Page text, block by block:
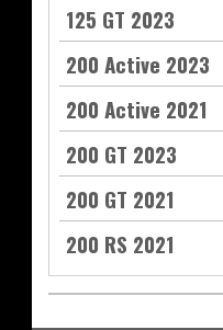
125 GT 2023
200 Active 2023
200 Active 2021
200 GT 2023
200 GT 2021
200 RS 2021